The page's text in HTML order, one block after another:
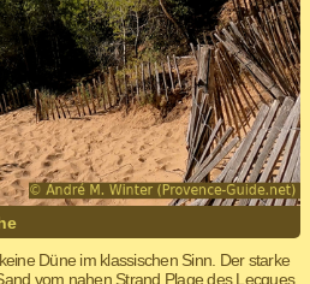
Düne im klassischen Sinn. Der starke
vom nahen Strand Plage des Lecques